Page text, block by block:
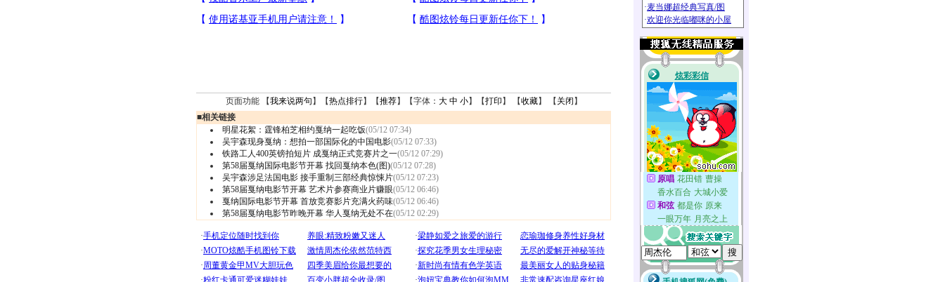
页面功能 【我来说两句 】【热点排行】【推荐】【字体： 大 中 小】【打印 】 【收藏】 【 关闭 】
■相关链接
明星花絮：霆锋柏芝相约戛纳一起吃饭(05/12 07:34)
吴宇森现身戛纳：想拍一部国际化的中国电影(05/12 07:33)
铁路工人400英镑拍短片 成戛纳正式竞赛片之一(05/12 07:29)
第58届戛纳国际电影节开幕 找回戛纳本色(图)(05/12 07:28)
吴宇森涉足法国电影 接手重制三部经典惊悚片(05/12 07:23)
第58届戛纳电影节开幕 艺术片参赛商业片赚眼(05/12 06:46)
戛纳国际电影节开幕 首放竞赛影片充满火药味(05/12 06:46)
第58届戛纳电影节昨晚开幕 华人戛纳无处不在(05/12 02:29)